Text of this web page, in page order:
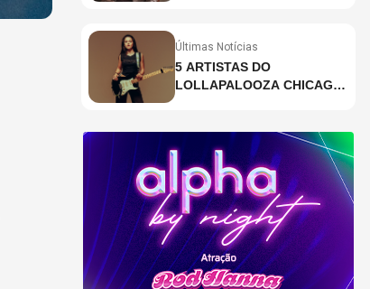
Últimas Notícias
5 ARTISTAS DO
LOLLAPALOOZA CHICAGO